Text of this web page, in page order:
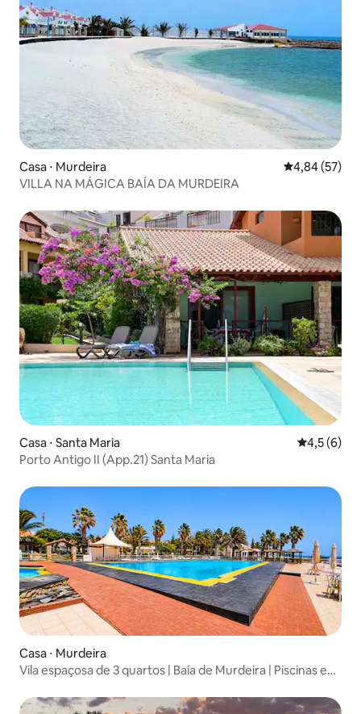
Casa ⋅ Murdeira 4,84 de uma
4,84 (57)
VILLA NA MÁGICA BAÍA DA MURDEIRA
Casa ⋅ Santa Maria 4,5 de
4,5 (6)
Porto Antigo II (App.21) Santa Maria
Casa ⋅ Murdeira
Vila espaçosa de 3 quartos | Baía de Murdeira | Piscinas e